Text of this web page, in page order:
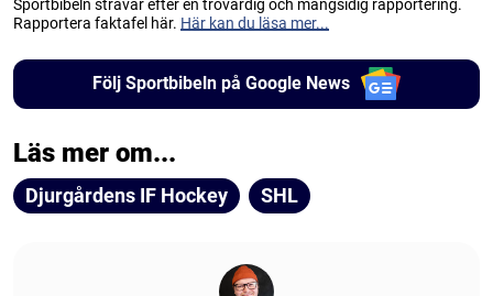
Sportbibeln strävar efter en trovärdig och mångsidig rapportering.
Rapportera faktafel här. Här kan du läsa mer...
Följ Sportbibeln på Google News
Läs mer om...
Djurgårdens IF Hockey SHL